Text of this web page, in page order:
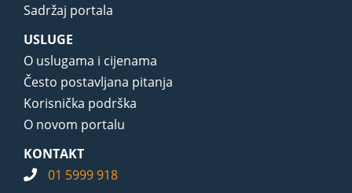
Sadržaj portala
USLUGE
O uslugama i cijenama
Često postavljana pitanja
Korisnička podrška
O novom portalu
KONTAKT
01 5999 918